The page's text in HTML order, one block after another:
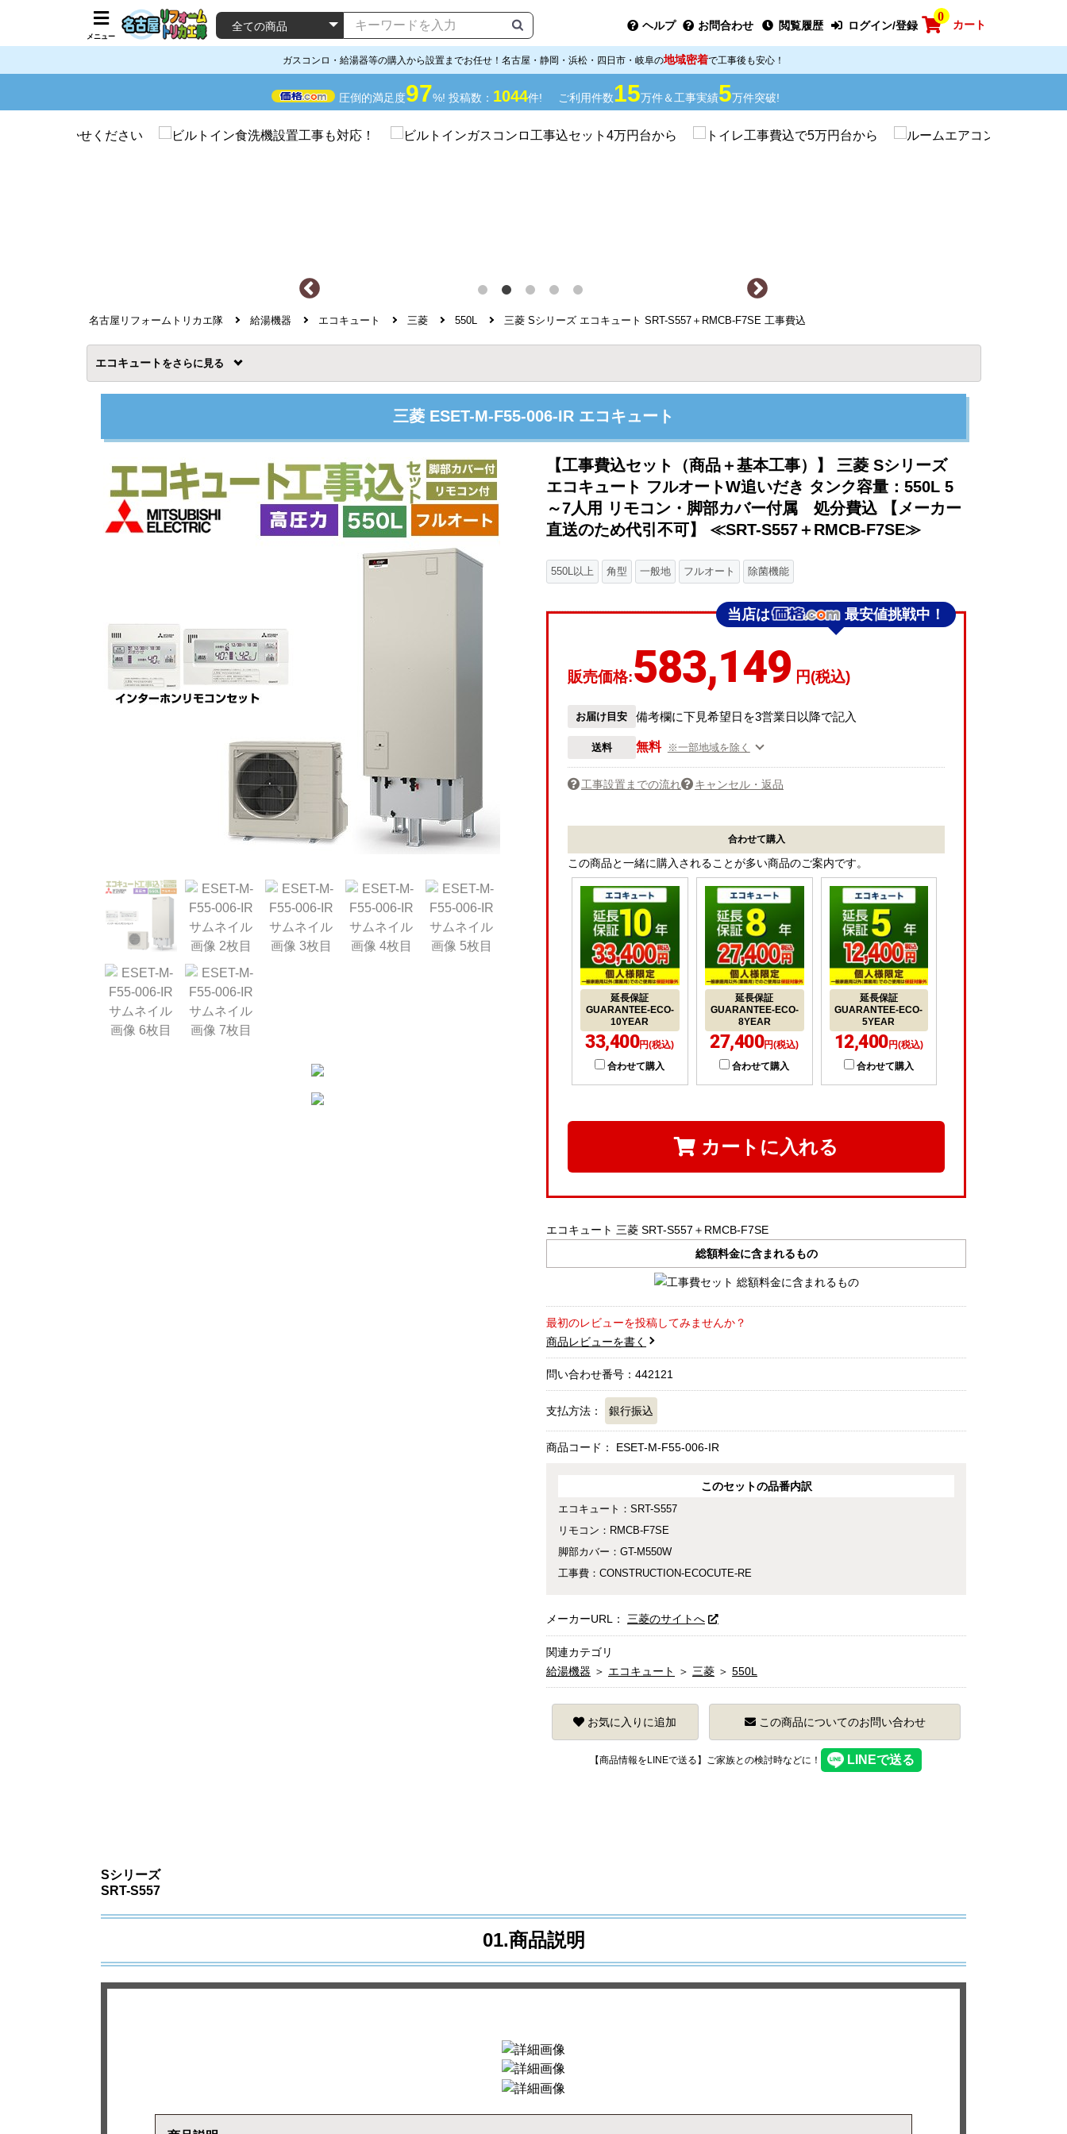
メニュー
ヘルプ お問合わせ 閲覧履歴 ログイン/登録
0
カート
ガスコンロ・給湯器等の購入から設置までお任せ！名古屋・静岡・浜松・四日市・岐阜の地域密着で工事後も安心！
圧倒的満足度97%! 投稿数： 1044件! ご利用件数15万件＆工事実績5万件突破!
名古屋リフォームトリカエ隊 給湯機器 エコキュート 三菱 550L 三菱 Sシリーズ エコキュート SRT-S557＋RMCB-F7SE 工事費込
エコキュート を
三菱 ESET-M-F55-006-IR エコキュート
【工事費込セット（商品＋基本工事）】 三菱 Sシリーズ
エコキュート フルオートW追いだき タンク容量：550L 5
～7人用 リモコン・脚部カバー付属 処分費込 【メーカー
直送のため代引不可】 ≪SRT-S557＋RMCB-F7SE≫
550L以上 角型 一般地 フルオート 除菌機能
当店は 最安値挑戦中！
販売価格:583,149 円(税込)
お届け目安 備考欄に下見希望日を3営業日以降で記入
送料 無料 ※一部地域を除く
工事設置までの流れ キャンセル・返品
合わせて購入
この商品と一緒に購入されることが多い商品のご案内です。
延長保証
GUARANTEE-ECO-
10YEAR
33,400円(税込)
合わせて購入
延長保証
GUARANTEE-ECO-
8YEAR
27,400円(税込)
合わせて購入
延長保証
GUARANTEE-ECO-
5YEAR
12,400円(税込)
合わせて購入
カートに入れる
エコキュート 三菱 SRT-S557＋RMCB-F7SE
総額料金に含まれるもの
最初のレビューを投稿してみませんか？
商品レビューを書く
問い合わせ番号：442121
支払方法： 銀行振込
商品コード： ESET-M-F55-006-IR
このセットの品番内訳
エコキュート：SRT-S557
リモコン：RMCB-F7SE
脚部カバー：GT-M550W
工事費：CONSTRUCTION-ECOCUTE-RE
メーカーURL： 三菱のサイトへ
関連カテゴリ
給湯機器 ＞ エコキュート ＞ 三菱 ＞ 550L
お気に入りに追加 この商品についてのお問い合わせ
【商品情報をLINEで送る】ご家族との検討時などに！
Sシリーズ
SRT-S557
01.商品説明